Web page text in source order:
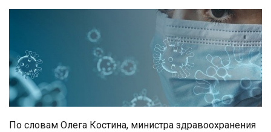
По словам Олега Костина, министра здравоохранения